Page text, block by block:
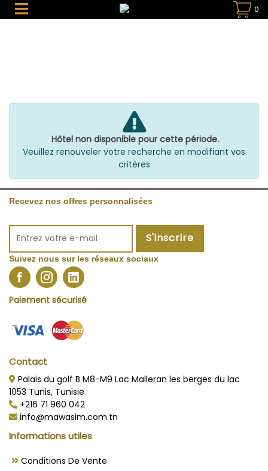
0
Hôtel non disponible pour cette période.
Veuillez renouveler votre recherche en modifiant vos
critères
Recevez nos offres personnalisées
S'inscrire
Suivez nous sur les réseaux sociaux
Paiement sécurisé
Contact
Palais du golf B M8-M9 Lac Malleran les berges du lac
1053 Tunis, Tunisie
+216 71 960 042
info@mawasim.com.tn
Informations utiles
Conditions De Vente